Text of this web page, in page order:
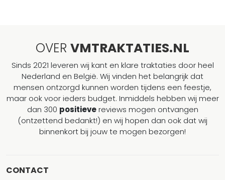
OVER VMTRAKTATIES.NL
Sinds 2021 leveren wij kant en klare traktaties door heel
Nederland en België. Wij vinden het belangrijk dat
mensen ontzorgd kunnen worden tijdens een feestje,
maar ook voor ieders budget. Inmiddels hebben wij meer
dan 300 positievereviews mogen ontvangen
(ontzettend bedankt!) en wij hopen dan ook dat wij
binnenkort bij jouw te mogen bezorgen!
CONTACT